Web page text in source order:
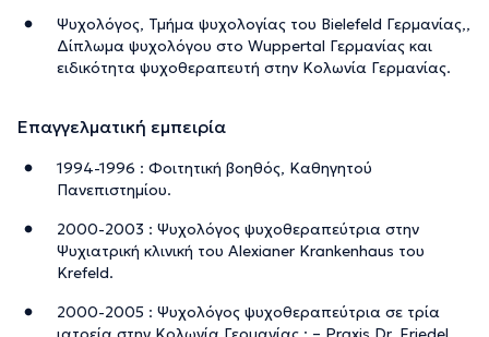
Ψυχολόγος, Τμήμα ψυχολογίας του Bielefeld Γερμανίας,,
Δίπλωμα ψυχολόγου στο Wuppertal Γερμανίας και
ειδικότητα ψυχοθεραπευτή στην Κολωνία Γερμανίας.
Επαγγελματική εμπειρία
1994-1996 : Φοιτητική βοηθός, Καθηγητού
Πανεπιστημίου.
2000-2003 : Ψυχολόγος ψυχοθεραπεύτρια στην
Ψυχιατρική κλινική του Alexianer Krankenhaus του
Krefeld.
2000-2005 : Ψυχολόγος ψυχοθεραπεύτρια σε τρία